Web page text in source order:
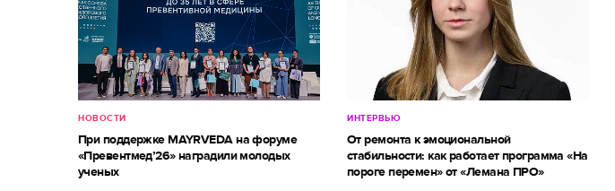
НОВОСТИ
При поддержке MAYRVEDA на форуме
«Превентмед’26» наградили молодых
ученых
ИНТЕРВЬЮ
От ремонта к эмоциональной
стабильности: как работает программа «На
пороге перемен» от «Лемана ПРО»